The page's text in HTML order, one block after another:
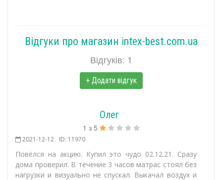
Відгуки про магазин intex-best.com.ua
Відгуків: 1
+ Додати відгук
Олег
1 з 5
2021-12-12 ID: 11970
Повёлся на акцию. Купил это чудо 02.12.21. Сразу
дома проверил. В течение 3 часов матрас стоял без
нагрузки и визуально не спускал. Выкачал воздух и